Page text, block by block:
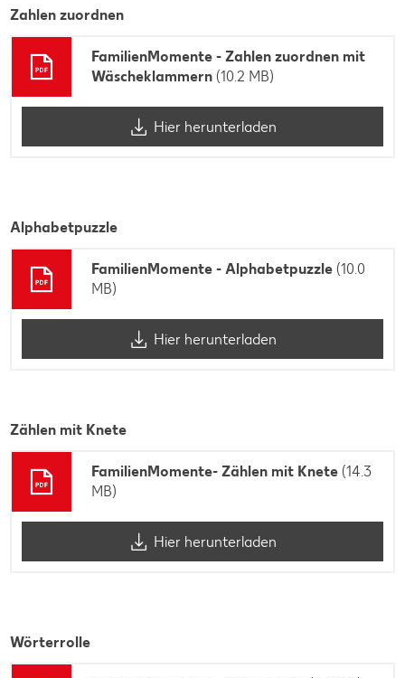
Zahlen zuordnen
FamilienMomente - Zahlen zuordnen mit
Wäscheklammern (10.2 MB)
Hier herunterladen
Alphabetpuzzle
FamilienMomente - Alphabetpuzzle (10.0
MB)
Hier herunterladen
Zählen mit Knete
FamilienMomente- Zählen mit Knete (14.3
MB)
Hier herunterladen
Wörterrolle